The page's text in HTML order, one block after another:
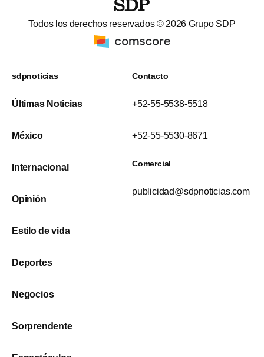
Todos los derechos reservados © 2026 Grupo SDP
sdpnoticias
Últimas Noticias
México
Internacional
Opinión
Estilo de vida
Deportes
Negocios
Sorprendente
Contacto
+52-55-5538-5518
+52-55-5530-8671
Comercial
publicidad@sdpnoticias.com